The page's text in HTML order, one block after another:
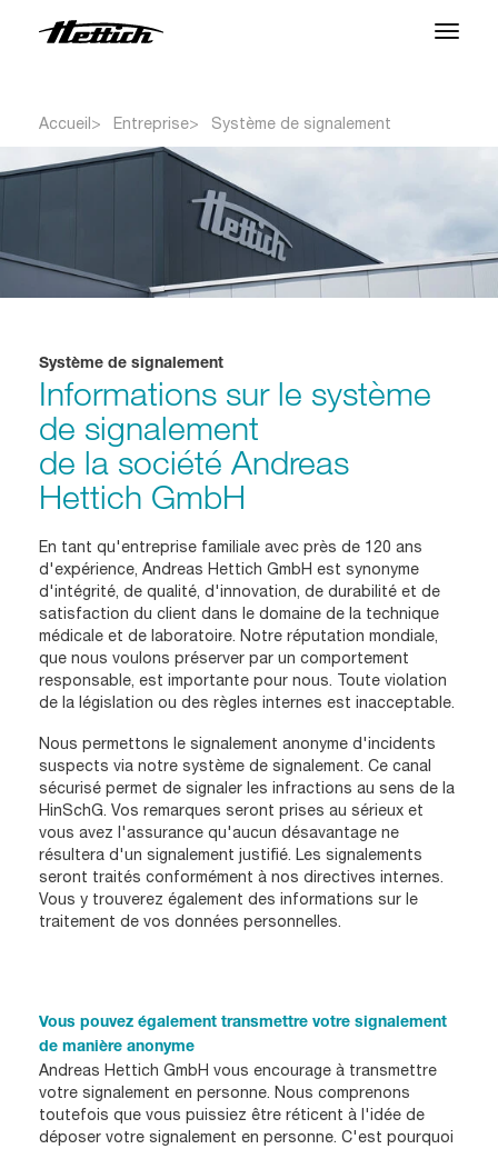
Applications
À propos
Contact
Actualités et Événements
Téléchargements
Accueil Entreprise Système de signalement
Système de signalement
Informations sur le système
de signalement
de la société Andreas
Hettich GmbH
En tant qu'entreprise familiale avec près de 120 ans
d'expérience, Andreas Hettich GmbH est synonyme
d'intégrité, de qualité, d'innovation, de durabilité et de
satisfaction du client dans le domaine de la technique
médicale et de laboratoire. Notre réputation mondiale,
que nous voulons préserver par un comportement
responsable, est importante pour nous. Toute violation
de la législation ou des règles internes est inacceptable.
Nous permettons le signalement anonyme d'incidents
suspects via notre système de signalement. Ce canal
sécurisé permet de signaler les infractions au sens de la
HinSchG. Vos remarques seront prises au sérieux et
vous avez l'assurance qu'aucun désavantage ne
résultera d'un signalement justifié. Les signalements
seront traités conformément à nos directives internes.
Vous y trouverez également des informations sur le
traitement de vos données personnelles.
Vous pouvez également transmettre votre signalement
de manière anonyme
Andreas Hettich GmbH vous encourage à transmettre
votre signalement en personne. Nous comprenons
toutefois que vous puissiez être réticent à l'idée de
déposer votre signalement en personne. C'est pourquoi